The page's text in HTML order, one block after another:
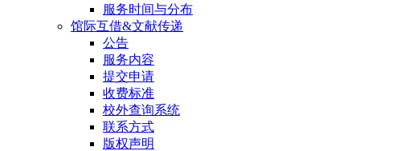
服务时间与分布
馆际互借&文献传递
公告
服务内容
提交申请
收费标准
校外查询系统
联系方式
版权声明